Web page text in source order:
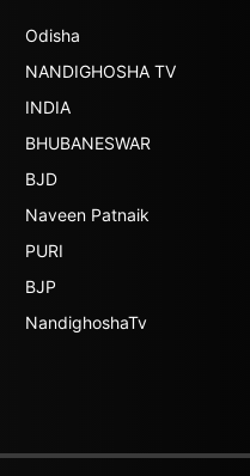
Odisha
NANDIGHOSHA TV
INDIA
BHUBANESWAR
BJD
Naveen Patnaik
PURI
BJP
NandighoshaTv